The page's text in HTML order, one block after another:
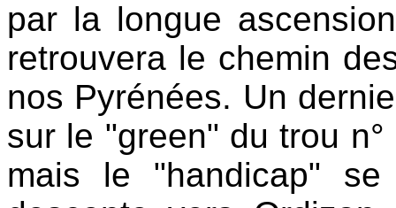
par la longue
retrouvera le chemin
nos Pyrénées. Un
sur le "green" du trou
mais le "handicap"